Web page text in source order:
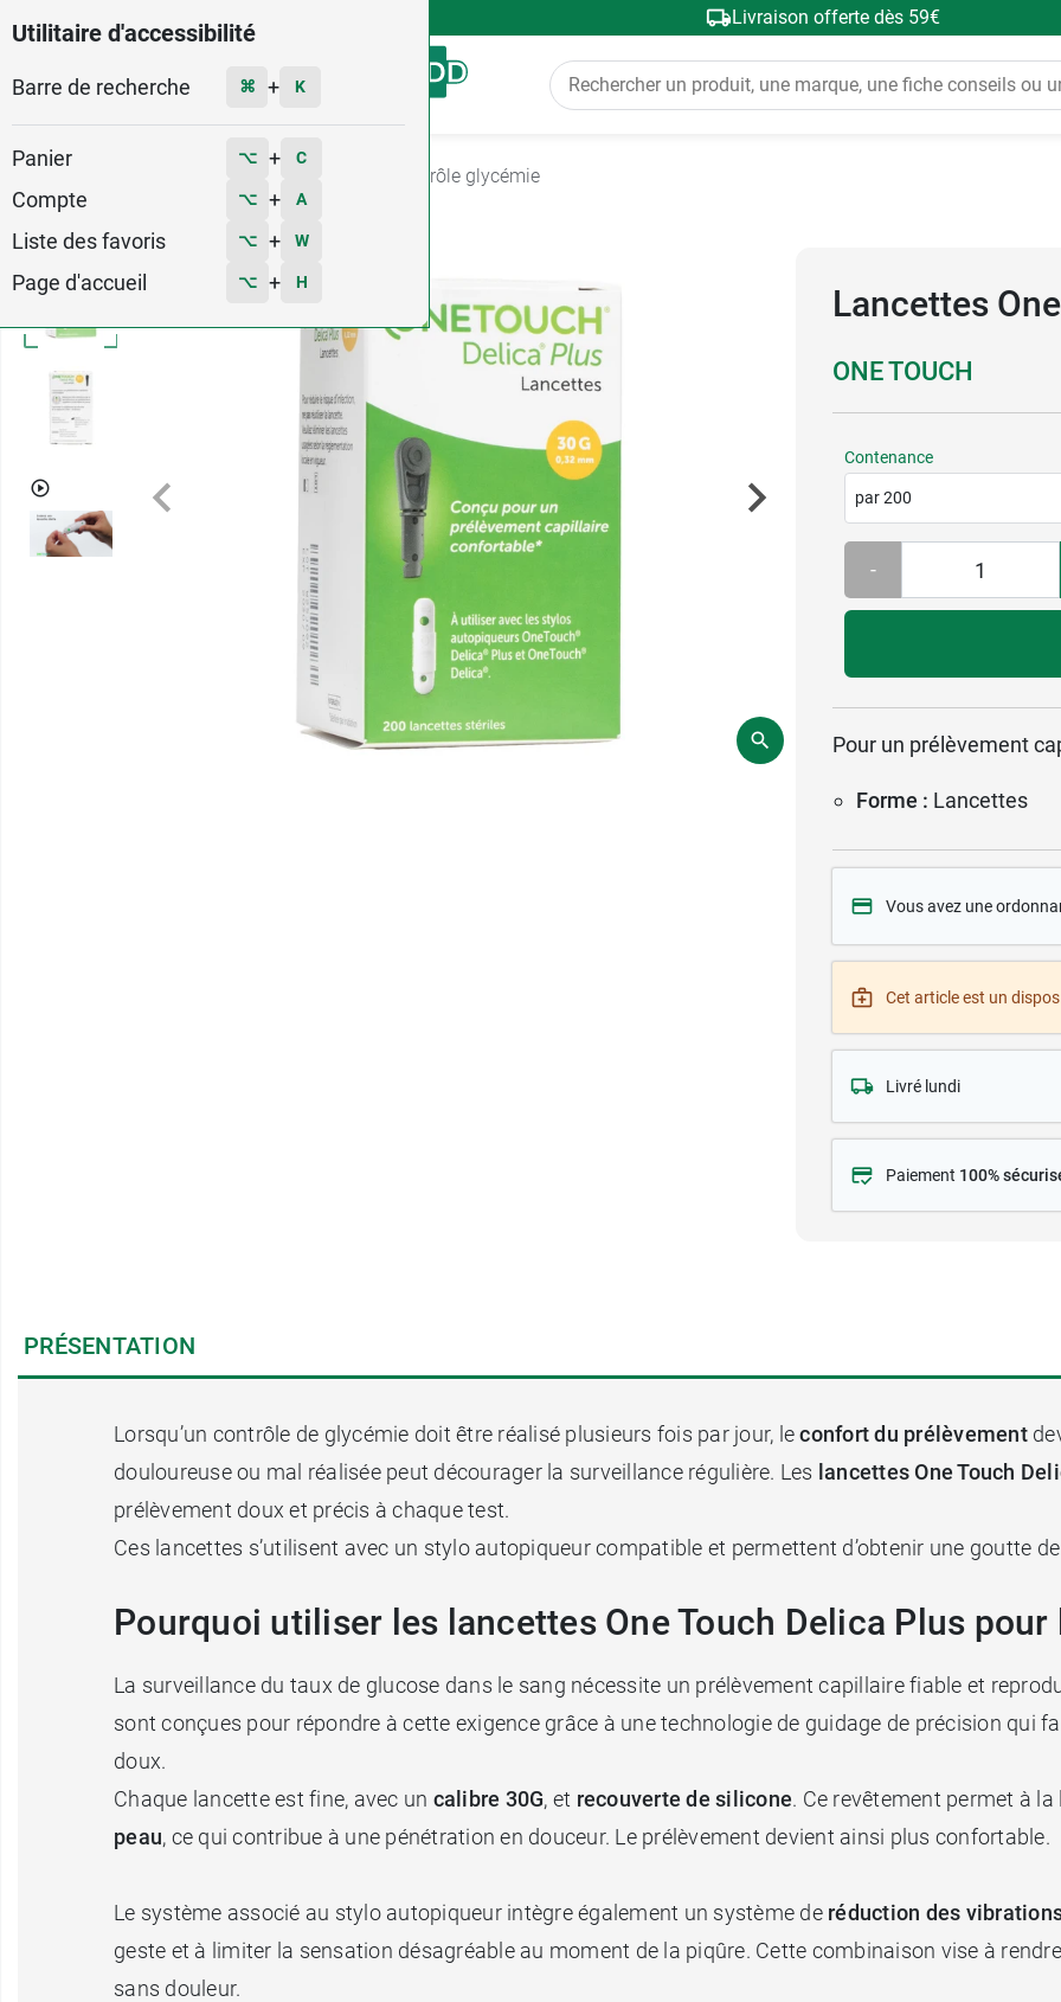
Utilitaire d'accessibilité
Barre de recherche ⌘ + K
Panier ⌥ + C
Compte ⌥ + A
Liste des favoris ⌥ + W
Page d'accueil ⌥ + H
Livraison offerte dès 59€
Menu
Contrôle glycémie
Lancettes
ONE TOUCH
Contenance
par 200
-
Pour un prélèvement
Forme : Lancettes
Vous avez une
Cet article est un
Livré lundi
Paiement 100%
PRÉSENTATION
Lorsqu’un contrôle de glycémie doit être réalisé plusieurs fois par jour, leconfort du prélèvement
douloureuse ou mal réalisée peut décourager la surveillance régulière. Les lancettes One Touch
prélèvement doux et précis à chaque test.
Ces lancettes s’utilisent avec un stylo autopiqueur compatible et permettent d’obtenir une goutte
Pourquoi utiliser les lancettes One Touch Delica Plus
La surveillance du taux de glucose dans le sang nécessite un prélèvement capillaire fiable et
sont conçues pour répondre à cette exigence grâce à une technologie de guidage de précision qui
doux.
Chaque lancette est fine, avec un calibre 30G, et recouverte de silicone. Ce revêtement permet à
peau, ce qui contribue à une pénétration en douceur. Le prélèvement devient ainsi plus confortable.
Le système associé au stylo autopiqueur intègre également un système de réduction des
geste et à limiter la sensation désagréable au moment de la piqûre. Cette combinaison vise à
sans douleur.